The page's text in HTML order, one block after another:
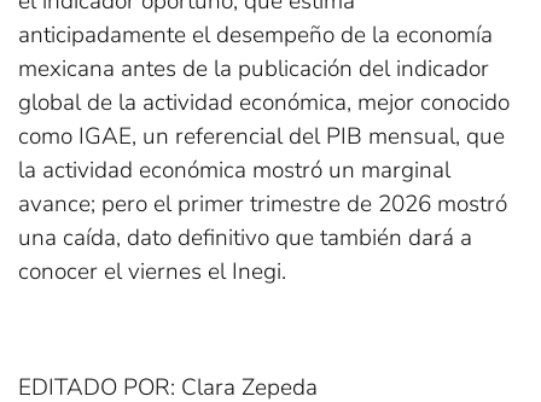
anticipadamente el desempeño de la economía
mexicana antes de la publicación del indicador
global de la actividad económica, mejor conocido
como IGAE, un referencial del PIB mensual, que
la actividad económica mostró un marginal
avance; pero el primer trimestre de 2026 mostró
una caída, dato definitivo que también dará a
conocer el viernes el Inegi.
EDITADO POR: Clara Zepeda